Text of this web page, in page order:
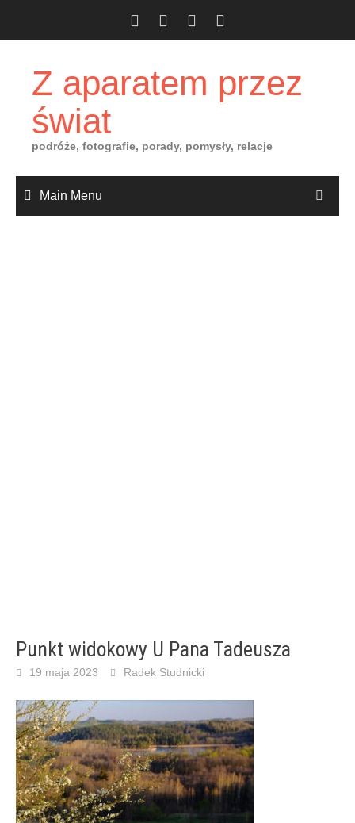
Z aparatem przez
świat
podróże, fotografie, porady, pomysły, relacje
Main Menu
Punkt widokowy U Pana Tadeusza
19 maja 2023 Radek Studnicki